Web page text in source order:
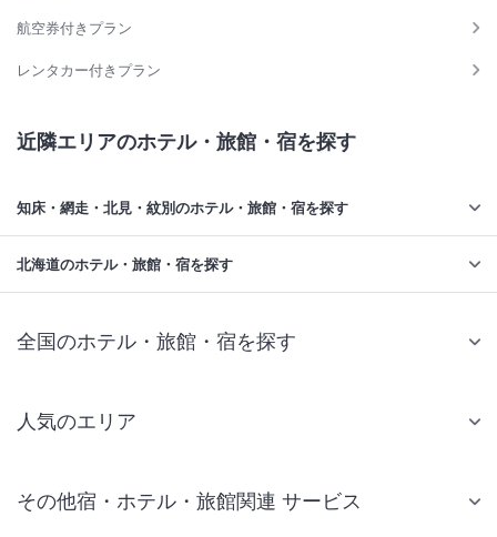
航空券付きプラン
レンタカー付きプラン
近隣エリアのホテル・旅館・宿を探す
知床・網走・北見・紋別のホテル・旅館・宿を探す
北海道のホテル・旅館・宿を探す
全国のホテル・旅館・宿を探す
人気のエリア
仙台 ホテル
その他宿・ホテル・旅館関連 サービス